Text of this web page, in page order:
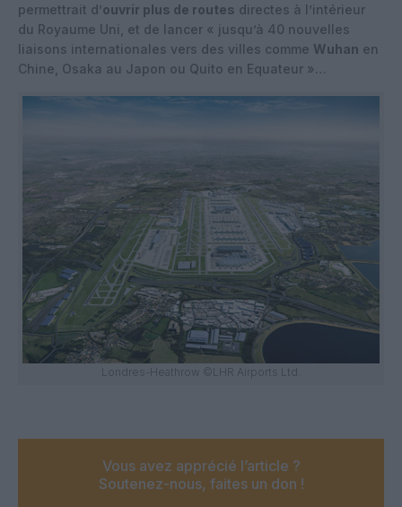
permettrait d’ouvrir plus de routes directes à l’intérieur
du Royaume Uni, et de lancer « jusqu’à 40 nouvelles
liaisons internationales vers des villes comme Wuhan en
Chine, Osaka au Japon ou Quito en Equateur »…
Londres-Heathrow ©LHR Airports Ltd.
Vous avez apprécié l’article ?
Soutenez-nous, faites un don !